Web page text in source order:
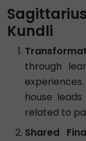
Kundli
through
house
related to
Shared